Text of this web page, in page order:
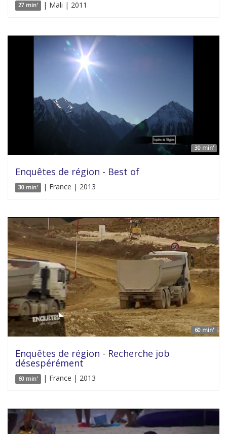
27 min' | Mali | 2011
30 min'
Enquêtes de région - Best of
30 min' | France | 2013
60 min'
Enquêtes de région - Recherche job
désespérément
60 min' | France | 2013